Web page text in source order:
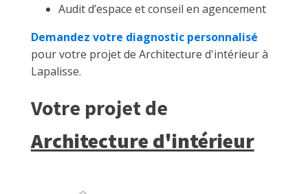
Audit d’espace et conseil en agencement
Demandez votre diagnostic personnalisé
pour votre projet de Architecture d'intérieur à
Lapalisse.
Votre projet de
Architecture d'intérieur